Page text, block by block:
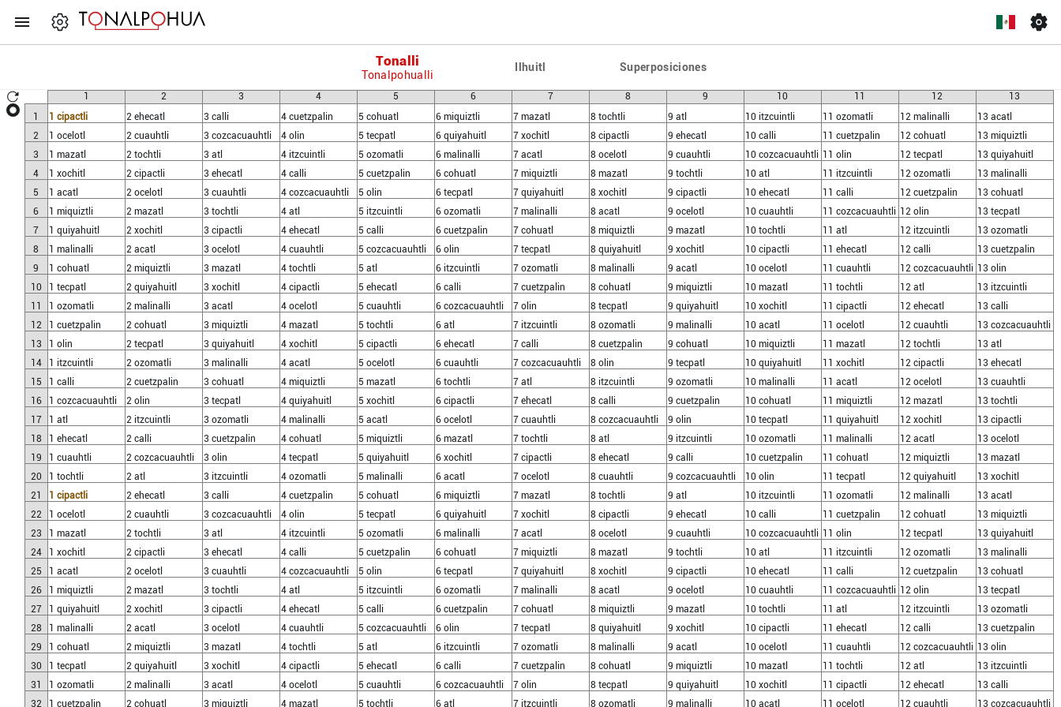
Tonalli
Tonalpohualli
Ilhuitl Superposiciones
1
2
3
4
5
6
7
8
9
10
11
12
13
14
15
16
17
18
19
20
21
22
23
24
25
26
27
28
29
30
31
32
1 2 3 4 5 6 7 8 9 10 11 12
13
1 cipactli
2 ehecatl 3 calli 4 cuetzpalin 5 cohuatl 6 miquiztli 7 mazatl 8 tochtli 9 atl 10 itzcuintli 11 ozomatli 12 malinalli
13 acatl
1 ocelotl
2 cuauhtli 3 cozcacuauhtli 4 olin 5 tecpatl 6 quiyahuitl 7 xochitl 8 cipactli 9 ehecatl 10 calli 11 cuetzpalin 12 cohuatl
13 miquiztli
1 mazatl
2 tochtli 3 atl 4 itzcuintli 5 ozomatli 6 malinalli 7 acatl 8 ocelotl 9 cuauhtli 10 cozcacuauhtli 11 olin 12 tecpatl
13 quiyahuitl
1 xochitl
2 cipactli 3 ehecatl 4 calli 5 cuetzpalin 6 cohuatl 7 miquiztli 8 mazatl 9 tochtli 10 atl 11 itzcuintli 12 ozomatli
13 malinalli
1 acatl
2 ocelotl 3 cuauhtli 4 cozcacuauhtli 5 olin 6 tecpatl 7 quiyahuitl 8 xochitl 9 cipactli 10 ehecatl 11 calli 12 cuetzpalin
13 cohuatl
1 miquiztli
2 mazatl 3 tochtli 4 atl 5 itzcuintli 6 ozomatli 7 malinalli 8 acatl 9 ocelotl 10 cuauhtli 11 cozcacuauhtli 12 olin
13 tecpatl
1 quiyahuitl
2 xochitl 3 cipactli 4 ehecatl 5 calli 6 cuetzpalin 7 cohuatl 8 miquiztli 9 mazatl 10 tochtli 11 atl 12 itzcuintli
13 ozomatli
1 malinalli
2 acatl 3 ocelotl 4 cuauhtli 5 cozcacuauhtli 6 olin 7 tecpatl 8 quiyahuitl 9 xochitl 10 cipactli 11 ehecatl 12 calli
13 cuetzpalin
1 cohuatl
2 miquiztli 3 mazatl 4 tochtli 5 atl 6 itzcuintli 7 ozomatli 8 malinalli 9 acatl 10 ocelotl 11 cuauhtli 12 cozcacuauhtli 13 olin
1 tecpatl
2 quiyahuitl 3 xochitl 4 cipactli 5 ehecatl 6 calli 7 cuetzpalin 8 cohuatl 9 miquiztli 10 mazatl 11 tochtli 12 atl
13 itzcuintli
1 ozomatli
2 malinalli 3 acatl 4 ocelotl 5 cuauhtli 6 cozcacuauhtli 7 olin 8 tecpatl 9 quiyahuitl 10 xochitl 11 cipactli 12 ehecatl
13 calli
1 cuetzpalin
2 cohuatl 3 miquiztli 4 mazatl 5 tochtli 6 atl 7 itzcuintli 8 ozomatli 9 malinalli 10 acatl 11 ocelotl 12 cuauhtli
13 cozcacuauhtli
1 olin
2 tecpatl 3 quiyahuitl 4 xochitl 5 cipactli 6 ehecatl 7 calli 8 cuetzpalin 9 cohuatl 10 miquiztli 11 mazatl 12 tochtli
13 atl
1 itzcuintli
2 ozomatli 3 malinalli 4 acatl 5 ocelotl 6 cuauhtli 7 cozcacuauhtli 8 olin 9 tecpatl 10 quiyahuitl 11 xochitl 12 cipactli
13 ehecatl
1 calli
2 cuetzpalin 3 cohuatl 4 miquiztli 5 mazatl 6 tochtli 7 atl 8 itzcuintli 9 ozomatli 10 malinalli 11 acatl 12 ocelotl
13 cuauhtli
1 cozcacuauhtli
2 olin 3 tecpatl 4 quiyahuitl 5 xochitl 6 cipactli 7 ehecatl 8 calli 9 cuetzpalin 10 cohuatl 11 miquiztli 12 mazatl
13 tochtli
1 atl
2 itzcuintli 3 ozomatli 4 malinalli 5 acatl 6 ocelotl 7 cuauhtli 8 cozcacuauhtli 9 olin 10 tecpatl 11 quiyahuitl 12 xochitl
13 cipactli
1 ehecatl
2 calli 3 cuetzpalin 4 cohuatl 5 miquiztli 6 mazatl 7 tochtli 8 atl 9 itzcuintli 10 ozomatli 11 malinalli 12 acatl
13 ocelotl
1 cuauhtli
2 cozcacuauhtli 3 olin 4 tecpatl 5 quiyahuitl 6 xochitl 7 cipactli 8 ehecatl 9 calli 10 cuetzpalin 11 cohuatl 12 miquiztli
13 mazatl
1 tochtli
2 atl 3 itzcuintli 4 ozomatli 5 malinalli 6 acatl 7 ocelotl 8 cuauhtli 9 cozcacuauhtli 10 olin 11 tecpatl 12 quiyahuitl
13 xochitl
1 cipactli
2 ehecatl 3 calli 4 cuetzpalin 5 cohuatl 6 miquiztli 7 mazatl 8 tochtli 9 atl 10 itzcuintli 11 ozomatli 12 malinalli
13 acatl
1 ocelotl
2 cuauhtli 3 cozcacuauhtli 4 olin 5 tecpatl 6 quiyahuitl 7 xochitl 8 cipactli 9 ehecatl 10 calli 11 cuetzpalin 12 cohuatl
13 miquiztli
1 mazatl
2 tochtli 3 atl 4 itzcuintli 5 ozomatli 6 malinalli 7 acatl 8 ocelotl 9 cuauhtli 10 cozcacuauhtli 11 olin 12 tecpatl
13 quiyahuitl
1 xochitl
2 cipactli 3 ehecatl 4 calli 5 cuetzpalin 6 cohuatl 7 miquiztli 8 mazatl 9 tochtli 10 atl 11 itzcuintli 12 ozomatli
13 malinalli
1 acatl
2 ocelotl 3 cuauhtli 4 cozcacuauhtli 5 olin 6 tecpatl 7 quiyahuitl 8 xochitl 9 cipactli 10 ehecatl 11 calli 12 cuetzpalin
13 cohuatl
1 miquiztli
2 mazatl 3 tochtli 4 atl 5 itzcuintli 6 ozomatli 7 malinalli 8 acatl 9 ocelotl 10 cuauhtli 11 cozcacuauhtli 12 olin
13 tecpatl
1 quiyahuitl
2 xochitl 3 cipactli 4 ehecatl 5 calli 6 cuetzpalin 7 cohuatl 8 miquiztli 9 mazatl 10 tochtli 11 atl 12 itzcuintli
13 ozomatli
1 malinalli
2 acatl 3 ocelotl 4 cuauhtli 5 cozcacuauhtli 6 olin 7 tecpatl 8 quiyahuitl 9 xochitl 10 cipactli 11 ehecatl 12 calli
13 cuetzpalin
1 cohuatl
2 miquiztli 3 mazatl 4 tochtli 5 atl 6 itzcuintli 7 ozomatli 8 malinalli 9 acatl 10 ocelotl 11 cuauhtli 12 cozcacuauhtli 13 olin
1 tecpatl
2 quiyahuitl 3 xochitl 4 cipactli 5 ehecatl 6 calli 7 cuetzpalin 8 cohuatl 9 miquiztli 10 mazatl 11 tochtli 12 atl
13 itzcuintli
1 ozomatli
2 malinalli 3 acatl 4 ocelotl 5 cuauhtli 6 cozcacuauhtli 7 olin 8 tecpatl 9 quiyahuitl 10 xochitl 11 cipactli 12 ehecatl
13 calli
1 cuetzpalin
2 cohuatl 3 miquiztli 4 mazatl 5 tochtli 6 atl 7 itzcuintli 8 ozomatli 9 malinalli 10 acatl 11 ocelotl 12 cuauhtli 13 cozcacuauhtli